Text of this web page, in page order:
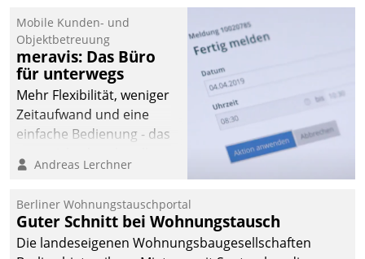
integrieren.
Mobile Kunden- und
Objektbetreuung
meravis: Das Büro
für unterwegs
Mehr Flexibilität, weniger
Zeitaufwand und eine
einfache Bedienung - das
Cockpit für mobile
Datatrain. Die meravis
Wohnungsbau- und
Immobilien GmbH hat
Andreas Lerchner
Berliner Wohnungstauschportal
Guter Schnitt bei Wohnungstausch
Die landeseigenen Wohnungsbaugesellschaften